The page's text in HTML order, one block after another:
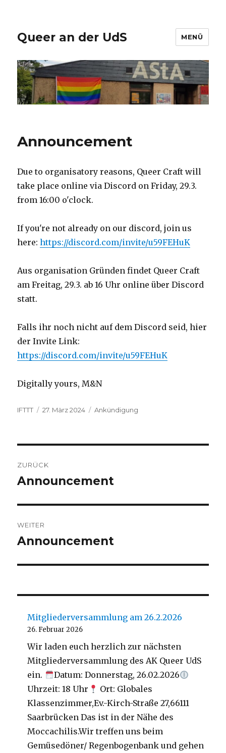
Queer an der UdS MENÜ
Announcement
Due to organisatory reasons, Queer Craft will
take place online via Discord on Friday, 29.3.
from 16:00 o'clock.
If you're not already on our discord, join us
here:https://discord.com/invite/u59FEHuK
Aus organisation Gründen findet Queer Craft
am Freitag, 29.3. ab 16 Uhr online über Discord
statt.
Falls ihr noch nicht auf dem Discord seid, hier
der Invite Link:
https://discord.com/invite/u59FEHuK
Digitally yours, M&N
Autor
IFTTT
Veröffentlicht
27. März 2024 Kategorien
Ankündigung
ZURÜCK
Vorheriger
Announcement
WEITER
Nächster
Announcement
Mitgliederversammlung am 26.2.2026
26. Februar 2026
Wir laden euch herzlich zur nächsten
Mitgliederversammlung des AK Queer UdS
ein.
Datum: Donnerstag, 26.02.2026
Uhrzeit: 18 Uhr
Ort: Globales
Klassenzimmer,Ev.-Kirch-Straße 27,66111
Saarbrücken Das ist in der Nähe des
Moccachilis.Wir treffen uns beim
Gemüsedöner/ Regenbogenbank und gehen